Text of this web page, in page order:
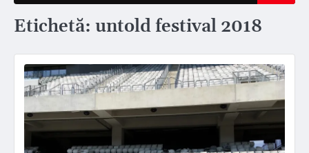
Etichetă: untold festival 2018